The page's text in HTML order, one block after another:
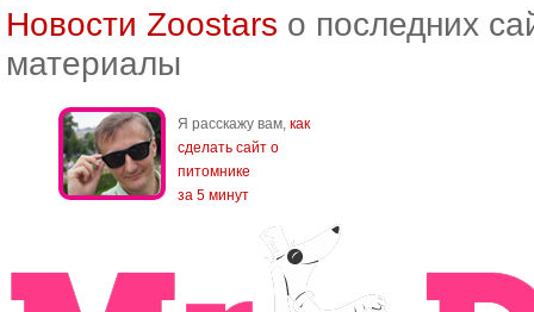
Новости Zoostars о последних
материалы
Я расскажу вам, как
сделать сайт о
питомнике
за 5 минут